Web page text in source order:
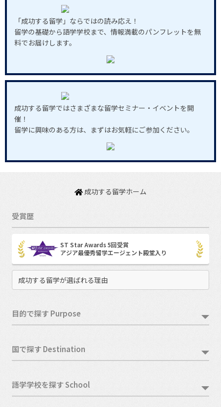
「成功する留学」ならではの読み応え！
留学の基礎から語学学校まで、情報満載のパンフレットを無
料でお届けします。
成功する留学ではさまざまな留学セミナー・イベントを開
催！
留学に興味のある方は、まずはお気軽にご参加ください。
成功する留学ホーム
受賞歴
ST Star Awards 5回受賞
アジア最優秀留学エージェント殿堂入り
成功する留学が選ばれる理由
目的で探す Purpose
国で探す Destination
語学学校を探す School